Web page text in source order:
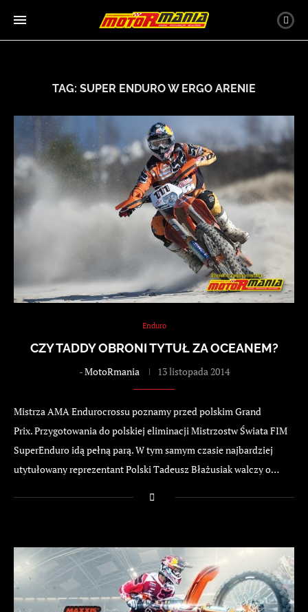
TAG: SUPER ENDURO W ERGO ARENIE
Enduro
CZY TADDY OBRONI TYTUŁ ZA OCEANEM?
-MotoRmania 13 listopada 2014
Mistrza AMA Endurocrossu poznamy przed polskim Grand
Prix. Przygotowania do polskiej eliminacji Mistrzostw Świata FIM
SuperEnduro idą pełną parą. W tym samym czasie najbardziej
utytułowany reprezentant Polski Tadeusz Błażusiak walczy o…